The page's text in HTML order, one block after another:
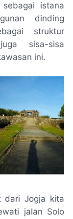
istana
dinding
struktur
sisa-sisa
ini.
dari Jogja kita
jalan Solo